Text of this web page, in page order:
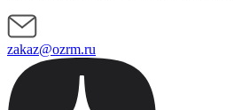
zakaz@ozrm.ru